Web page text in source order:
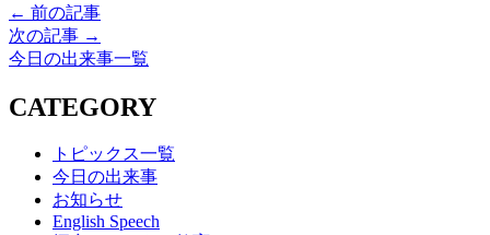
← 前の記事
次の記事 →
今日の出来事一覧
CATEGORY
トピックス一覧
今日の出来事
お知らせ
English Speech